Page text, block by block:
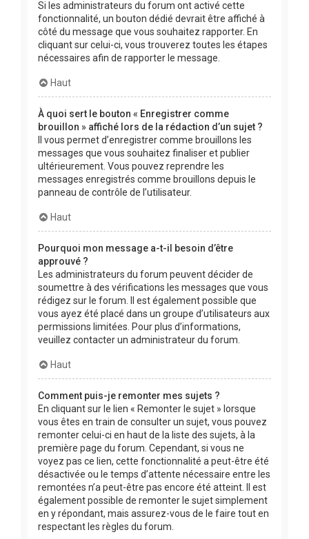
Si les administrateurs du forum ont activé cette
fonctionnalité, un bouton dédié devrait être affiché à
côté du message que vous souhaitez rapporter. En
cliquant sur celui-ci, vous trouverez toutes les étapes
nécessaires afin de rapporter le message.
Haut
À quoi sert le bouton « Enregistrer comme
brouillon » affiché lors de la rédaction d’un sujet ?
Il vous permet d’enregistrer comme brouillons les
messages que vous souhaitez finaliser et publier
ultérieurement. Vous pouvez reprendre les
messages enregistrés comme brouillons depuis le
panneau de contrôle de l’utilisateur.
Haut
Pourquoi mon message a-t-il besoin d’être
approuvé ?
Les administrateurs du forum peuvent décider de
soumettre à des vérifications les messages que vous
rédigez sur le forum. Il est également possible que
vous ayez été placé dans un groupe d’utilisateurs aux
permissions limitées. Pour plus d’informations,
veuillez contacter un administrateur du forum.
Haut
Comment puis-je remonter mes sujets ?
En cliquant sur le lien « Remonter le sujet » lorsque
vous êtes en train de consulter un sujet, vous pouvez
remonter celui-ci en haut de la liste des sujets, à la
première page du forum. Cependant, si vous ne
voyez pas ce lien, cette fonctionnalité a peut-être été
désactivée ou le temps d’attente nécessaire entre les
remontées n’a peut-être pas encore été atteint. Il est
également possible de remonter le sujet simplement
en y répondant, mais assurez-vous de le faire tout en
respectant les règles du forum.